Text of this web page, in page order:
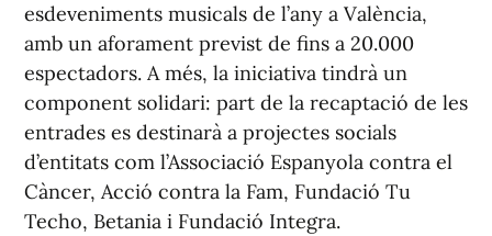
esdeveniments musicals de l’any a València,
amb un aforament previst de fins a 20.000
espectadors. A més, la iniciativa tindrà un
component solidari: part de la recaptació de les
entrades es destinarà a projectes socials
d’entitats com l’Associació Espanyola contra el
Càncer, Acció contra la Fam, Fundació Tu
Techo, Betania i Fundació Integra.